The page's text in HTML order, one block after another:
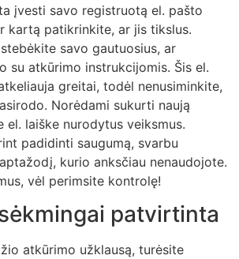
įvesti savo registruotą el. pašto
kartą patikrinkite, ar jis tikslus.
savo gautuosius, ar
su atkūrimo instrukcijomis. Šis el.
greitai, todėl nenusiminkite,
Norėdami sukurti naują
laiške nurodytus veiksmus.
padidinti saugumą, svarbu
kurio anksčiau nenaudojote.
vėl perimsite kontrolę!
patvirtinta
atkūrimo užklausą, turėsite